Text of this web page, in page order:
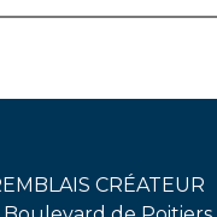
CRÉATEUR